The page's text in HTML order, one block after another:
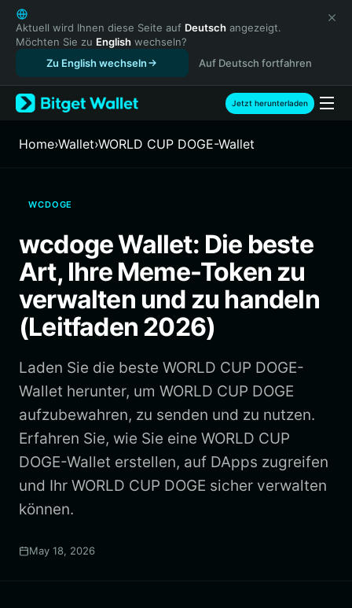
English
日本語
Tiếng Việt
Русский
Español (Latinoamérica)
Türkçe
Français
繁體中文
Bahasa Indonesia
ภาษาไทย
हिन्दी
Español
Português (Brasil)
Aktuell wird Ihnen diese Seite auf Deutsch angezeigt.
Möchten Sie zu English wechseln?
Zu English wechseln
Auf Deutsch fortfahren
Jetzt herunterladen
Home›Wallet›WORLD CUP DOGE-Wallet
WCDOGE
wcdoge Wallet: Die beste
Art, Ihre Meme-Token zu
verwalten und zu handeln
(Leitfaden 2026)
Laden Sie die beste WORLD CUP DOGE-
Wallet herunter, um WORLD CUP DOGE
aufzubewahren, zu senden und zu nutzen.
Erfahren Sie, wie Sie eine WORLD CUP
DOGE-Wallet erstellen, auf DApps zugreifen
und Ihr WORLD CUP DOGE sicher verwalten
können.
May 18, 2026